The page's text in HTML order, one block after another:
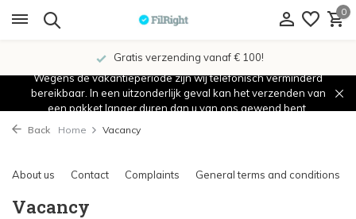
0
Gratis verzending vanaf € 100!
Wegens de vakantieperiode zijn wij telefonisch verminderd
bereikbaar. In een uitzonderlijk geval kan het verzenden van
een pakket langer duren dan u van ons gewend bent.
Back Home Vacancy
About us Contact Complaints General terms and conditions
Vacancy